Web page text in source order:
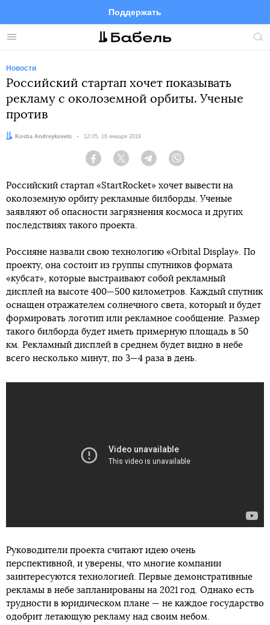
Меню
Поддержать
FacebookTelegramTwitter
Новости
Российский стартап хочет показывать
рекламу с околоземной орбиты. Ученые
против
Автор:Kostia Andreykovets Дата:
12:05, 16 января 2019
Facebook Twitter Telegram
Российский стартап «StartRocket» хочет вывести на
околоземную орбиту рекламные билборды. Ученые
заявляют об опасности загрязнения космоса и других
последствиях такого проекта.
Россияне назвали свою технологию «Orbital Display». По
проекту, она состоит из группы спутников формата
«кубсат», которые выстраивают собой рекламный
дисплей на высоте 400—500 километров. Каждый спутник
оснащен отражателем солнечного света, который и будет
формировать логотип или рекламное сообщение. Размер
такого билборда будет иметь примерную площадь в 50
км. Рекламный дисплей в среднем будет видно в небе
всего несколько минут, по 3—4 раза в день.
Руководители проекта считают идею очень
перспективной, и уверены, что многие компании
заинтересуются технологией. Первые демонстративные
рекламы в небе запланированы на 2021 год. Однако есть
трудности в юридическом плане — не каждое государство
одобрит летающую рекламу над своим небом.